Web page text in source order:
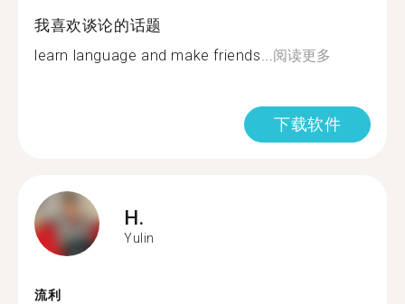
我喜欢谈论的话题
learn language and make friends...阅读更多
下载软件
H.
Yulin
流利